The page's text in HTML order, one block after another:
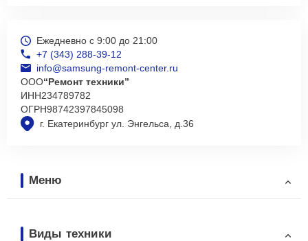
г. Екатеринбург ул. Энгельса, д.36
Ежедневно с 9:00 до 21:00
+7 (343) 288-39-12
info@samsung-remont-center.ru
ООО“Ремонт техники”
ИНН234789782
ОГРН98742397845098
Меню
Виды техники